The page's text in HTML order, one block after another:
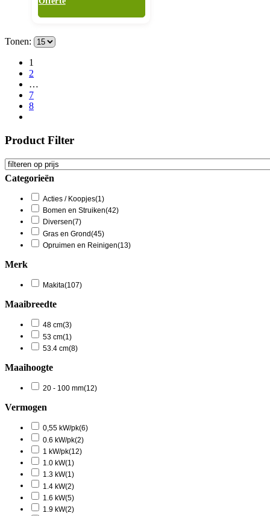
Tonen:
1
2
…
7
8
Product Filter
Categorieën
Acties / Koopjes(1)
Bomen en Struiken(42)
Diversen(7)
Gras en Grond(45)
Opruimen en Reinigen(13)
Merk
Makita(107)
Maaibreedte
48 cm(3)
53 cm(1)
53.4 cm(8)
Maaihoogte
20 - 100 mm(12)
Vermogen
0,55 kW/pk(6)
0.6 kW/pk(2)
1 kW/pk(12)
1.0 kW(1)
1.3 kW(1)
1.4 kW(2)
1.6 kW(5)
1.9 kW(2)